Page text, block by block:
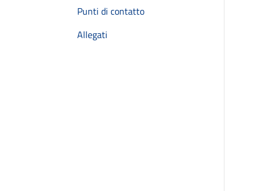
Punti di contatto
Allegati